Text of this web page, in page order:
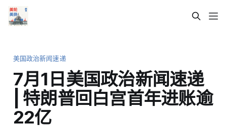
美国政治新闻速递
7月1日美国政治新闻速递
| 特朗普回白宫首年进账逾
22亿